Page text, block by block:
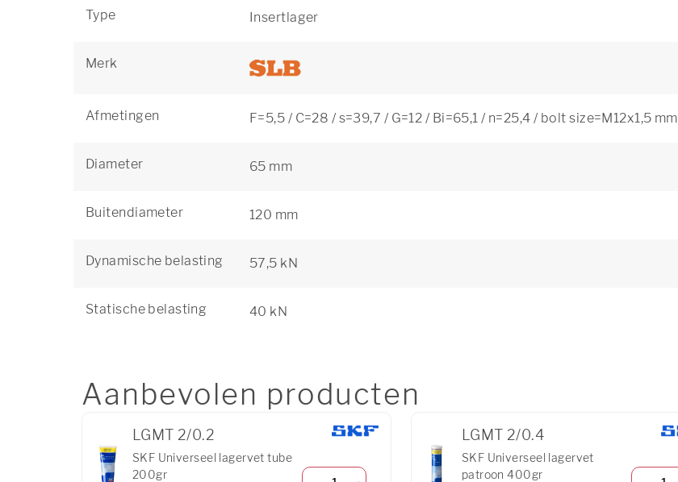
Type Insertlager
Merk
Afmetingen F=5,5 / C=28 / s=39,7 / G=12 / Bi=65,1 / n=25,4 / bolt size=M12x1,5 mm
Diameter 65 mm
Buitendiameter 120 mm
Dynamische belasting 57,5 kN
Statische belasting 40 kN
Aanbevolen producten
LGMT 2/0.2
SKF Universeel lagervet tube
200gr
LGMT 2/0.4
SKF Universeel lagervet
patroon 400gr